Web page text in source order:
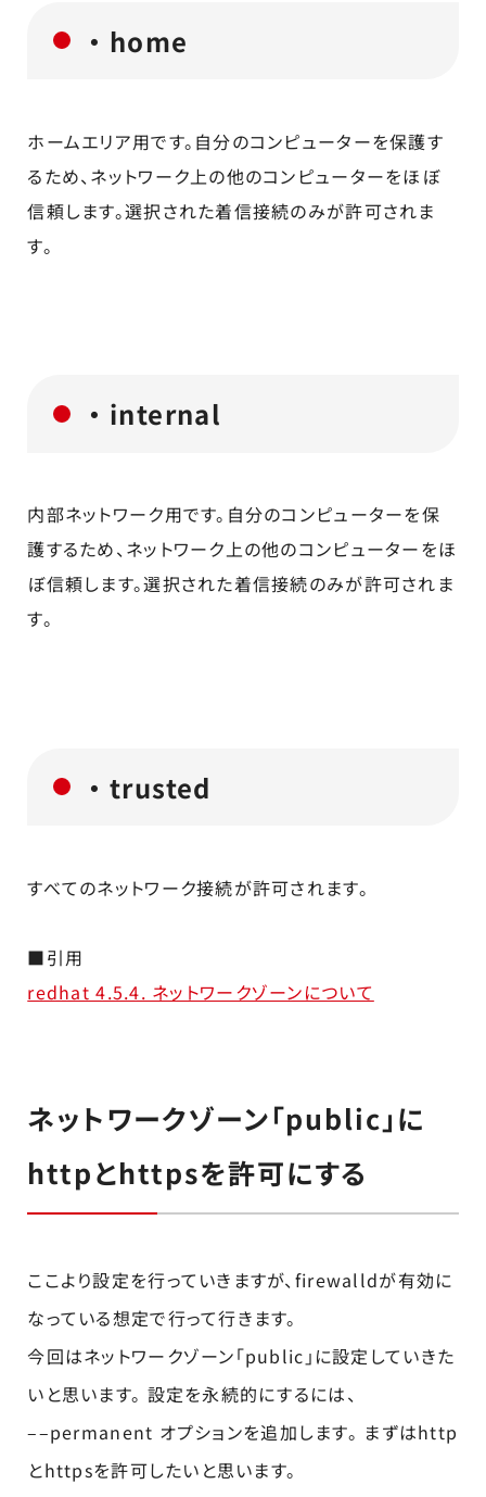
・home
ホームエリア用です。自分のコンピューターを保護す
るため、ネットワーク上の他のコンピューターをほぼ
信頼します。選択された着信接続のみが許可されま
す。
・internal
内部ネットワーク用です。自分のコンピューターを保
護するため、ネットワーク上の他のコンピューターをほ
ぼ信頼します。選択された着信接続のみが許可されま
す。
・trusted
すべてのネットワーク接続が許可されます。
■引用
redhat 4.5.4. ネットワークゾーンについて
ネットワークゾーン「public」に
httpとhttpsを許可にする
ここより設定を行っていきますが、firewalldが有効に
なっている想定で行って行きます。
今回はネットワークゾーン「public」に設定していきた
いと思います。 設定を永続的にするには、
––permanent オプションを追加します。 まずはhttp
とhttpsを許可したいと思います。